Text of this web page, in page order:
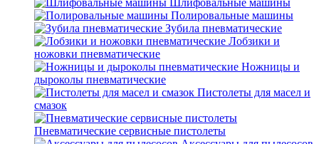
Шлифовальные машины
Полировальные машины
Зубила пневматические
Лобзики и
ножовки пневматические
Ножницы и
дыроколы пневматические
Пистолеты для масел и
смазок
Пневматические сервисные пистолеты